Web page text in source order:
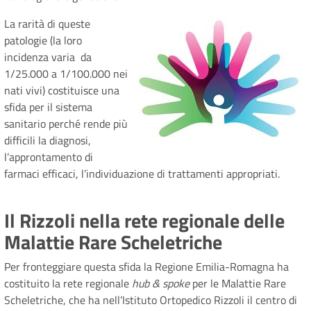
La rarità di queste
patologie (la loro
incidenza varia da
1/25.000 a 1/100.000 nei
nati vivi) costituisce una
sfida per il sistema
sanitario perché rende più
difficili la diagnosi,
l’approntamento di
farmaci efficaci, l’individuazione di trattamenti appropriati.
Il Rizzoli nella rete regionale delle
Malattie Rare Scheletriche
Per fronteggiare questa sfida la Regione Emilia-Romagna ha
costituito la rete regionale hub & spokeper le Malattie Rare
Scheletriche, che ha nell’Istituto Ortopedico Rizzoli il centro di